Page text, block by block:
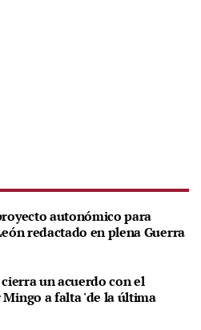
autonómico para
redactado en plena Guerra
un acuerdo con el
a falta 'de la última